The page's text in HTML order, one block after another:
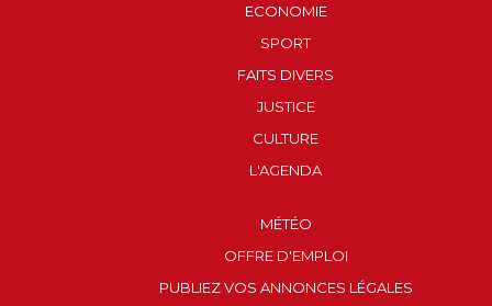
ECONOMIE
SPORT
FAITS DIVERS
JUSTICE
CULTURE
L'AGENDA
MÉTÉO
OFFRE D'EMPLOI
PUBLIEZ VOS ANNONCES LÉGALES